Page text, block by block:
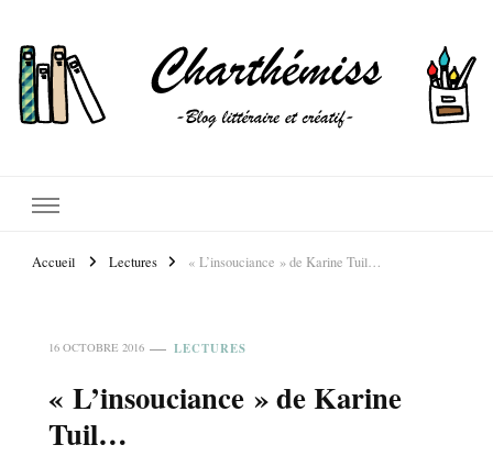
Accueil Lectures « L’insouciance » de Karine Tuil…
16 OCTOBRE 2016 LECTURES
« L’insouciance » de Karine
Tuil…